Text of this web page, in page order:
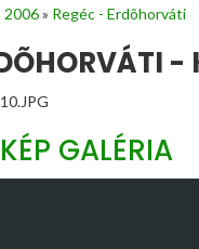
2006» Regéc - Erdõhorváti
-
GALÉRIA